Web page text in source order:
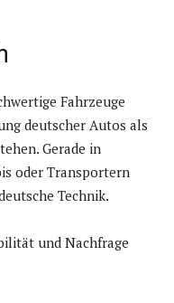
Fahrzeuge
deutscher Autos als
Gerade in
oder Transportern
Technik.
und Nachfrage